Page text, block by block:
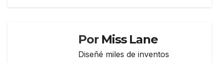
Por Miss Lane
Diseñé miles de inventos